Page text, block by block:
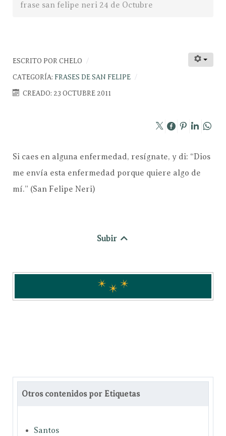
frase san felipe neri 24 de Octubre
ESCRITO POR CHELO
CATEGORÍA: FRASES DE SAN FELIPE
CREADO: 23 OCTUBRE 2011
Si caes en alguna enfermedad, resígnate, y di: “Dios
me envía esta enfermedad porque quiere algo de
mí.” (San Felipe Neri)
Subir
Otros contenidos por Etiquetas
Santos